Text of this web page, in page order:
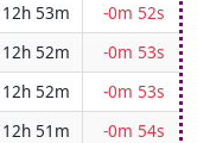
12h 53m
-0m 52s
12h 52m
-0m 53s
12h 52m
-0m 53s
12h 51m
-0m 54s